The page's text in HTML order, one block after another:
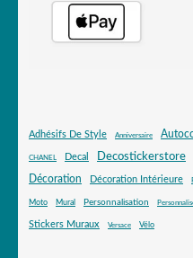
Adhésifs De Style Anniversaire
CHANEL Decal Decostickerstore
Décoration Décoration Intérieure
Moto Mural Personnalisation
Stickers Muraux Versace Vélo